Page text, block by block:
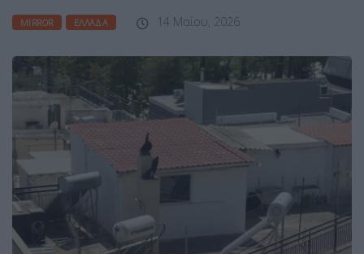
MIRROR ΕΛΛΆΔΑ 14 Μαΐου, 2026